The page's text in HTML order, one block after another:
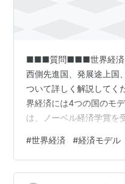
■■■質問■■■世界経済に
西側先進国、発展途上国
ついて詳しく解説して
界経済には4つの国のモ
は、ノーベル経済学賞を
す。「世界には4種類の
日本、そしてアルゼンチ
の言葉は単なる分類では
#世界経済 #経済モデル